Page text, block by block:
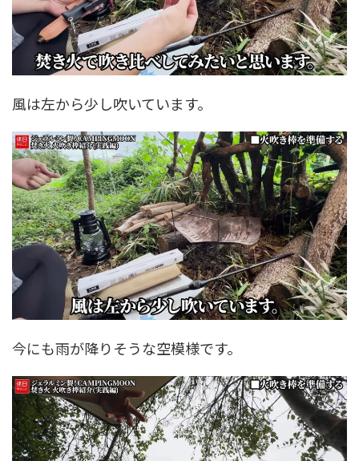
風は左から少し吹いています。
今にも雨が降りそうな空模様です。